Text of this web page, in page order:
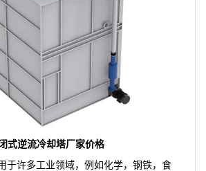
式逆流冷却塔厂家价格
于许多工业领域，例如化学，钢铁，食